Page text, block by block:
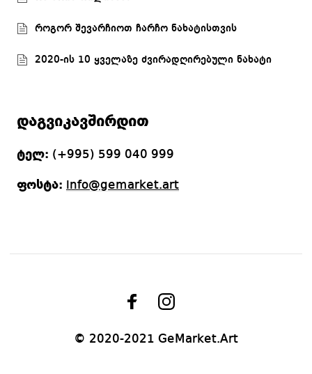
როგორ შევარჩიოთ ჩარჩო ნახატისთვის
2020-ის 10 ყველაზე ძვირადღირებული ნახატი
დაგვიკავშირდით
ტელ: (+995) 599 040 999
ფოსტა: info@gemarket.art
© 2020-2021 GeMarket.Art